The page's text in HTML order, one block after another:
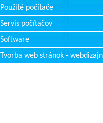
Použité počítače
Servis počítačov
Software
Tvorba web stránok - webdizajn